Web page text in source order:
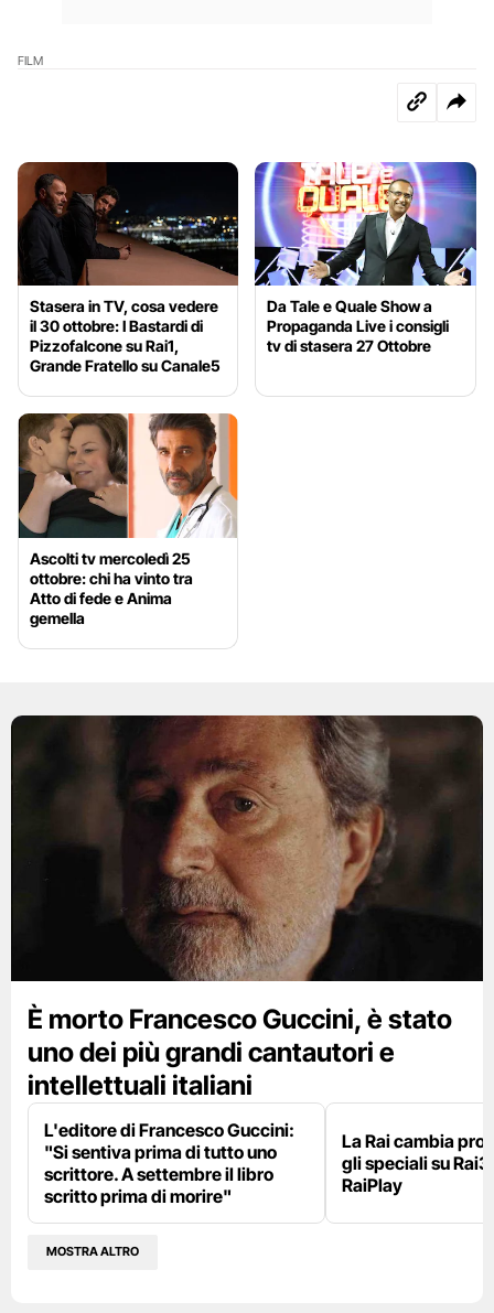
FILM
Stasera in TV, cosa vedere
il 30 ottobre: I Bastardi di
Pizzofalcone su Rai1,
Grande Fratello su Canale5
Da Tale e Quale Show a
Propaganda Live i consigli
tv di stasera 27 Ottobre
Ascolti tv mercoledì 25
ottobre: chi ha vinto tra
Atto di fede e Anima
gemella
È morto Francesco Guccini, è stato
uno dei più grandi cantautori e
intellettuali italiani
L'editore di Francesco Guccini:
"Si sentiva prima di tutto uno
scrittore. A settembre il libro
scritto prima di morire"
La Rai cambia
gli speciali su
RaiPlay
MOSTRA ALTRO